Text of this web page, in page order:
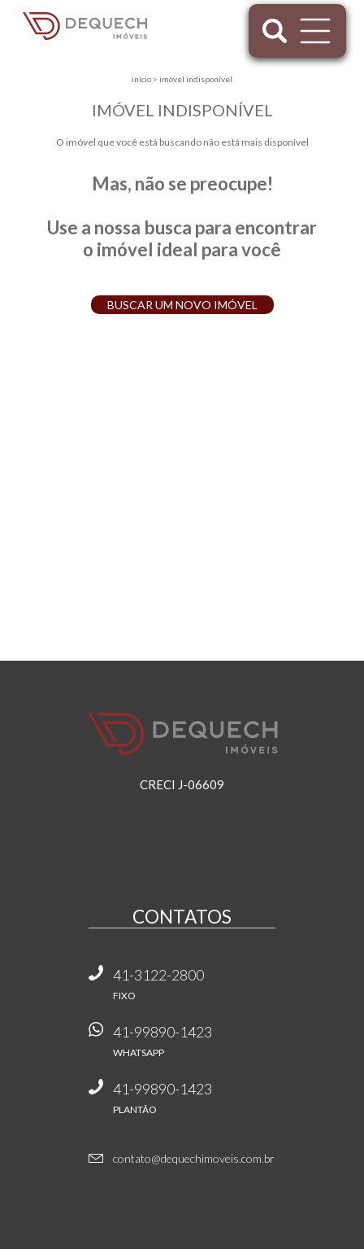
início > imóvel indisponível
IMÓVEL INDISPONÍVEL
O imóvel que você está buscando não está mais disponível
Mas, não se preocupe!
Use a nossa busca para encontrar
o imóvel ideal para você
BUSCAR UM NOVO IMÓVEL
CRECI J-06609
CONTATOS
41-3122-2800
FIXO
41-99890-1423
WHATSAPP
41-99890-1423
PLANTÃO
contato@dequechimoveis.com.br